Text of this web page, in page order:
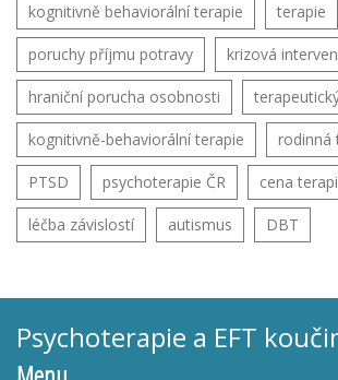
kognitivně behaviorální terapie terapie
poruchy příjmu potravy krizová
hraniční porucha osobnosti
kognitivně-behaviorální terapie rodinná
PTSD psychoterapie ČR cena
léčba závislostí autismus DBT
Psychoterapie a EFT